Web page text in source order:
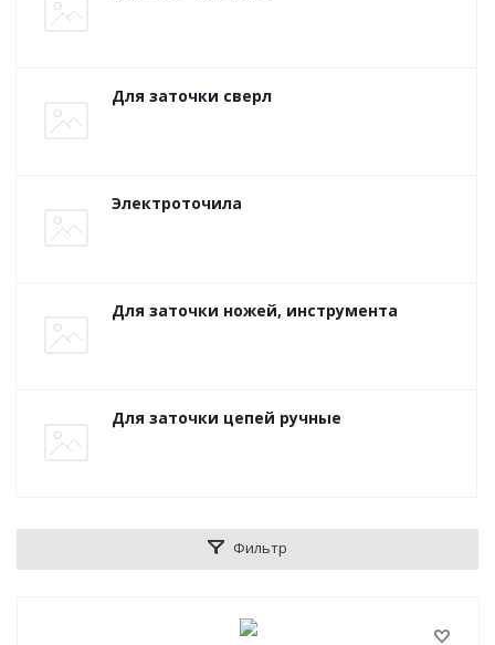
Для заточки сверл
Электроточила
Для заточки ножей, инструмента
Для заточки цепей ручные
Фильтр